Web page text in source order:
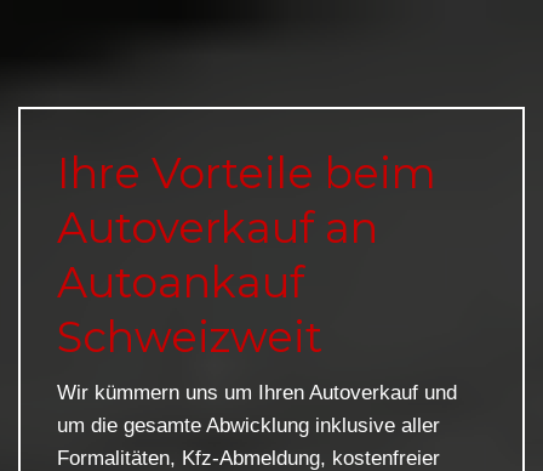
Ihre Vorteile beim
Autoverkauf an
Autoankauf
Schweizweit
Wir kümmern uns um Ihren Autoverkauf und
um die gesamte Abwicklung inklusive aller
Formalitäten, Kfz-Abmeldung, kostenfreier